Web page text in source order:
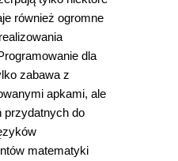
również ogromne
dla
zabawa z
apkami, ale
przydatnych do
matematyki